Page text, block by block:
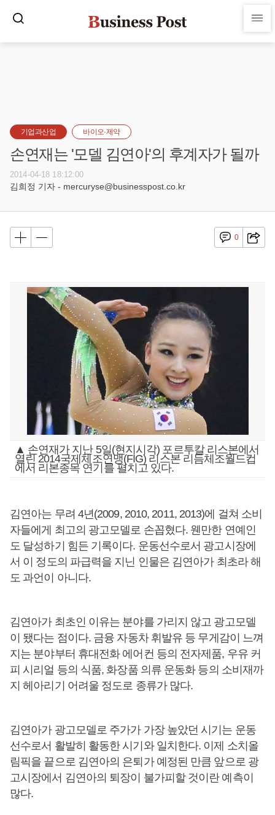
기업과산업 바이오·제약
손연재는 '모델 김연아'의 후계자가 될까
2014-04-18 18:12:00
김희정 기자 - mercuryse@businesspost.co.kr
0
▲ 손연재가 지난 5일(현지시각) 포르투칼 리스본에서
열린 2014국제체조연맹(FIG) 리스본 리듬체조월드컵
에서 리본종목 연기를 펼치고 있다.
김연아는 무려 4년(2009, 2010, 2011, 2013)에 걸쳐 소비
자들에게 최고의 광고모델로 손꼽혔다. 웬만한 연예인
도 달성하기 힘든 기록이다. 운동선수로서 광고시장에
서 이 정도의 파급력을 지닌 인물은 김연아가 최초라 해
도 과언이 아니다.
김연아가 최초인 이유는 분야를 가리지 않고 광고모델
이 됐다는 점이다. 금융 자동차 휘발유 등 무게감이 느껴
지는 분야부터 휴대전화 에어컨 등의 전자제품, 우유 커
피 시리얼 등의 식품, 화장품 의류 운동화 등의 소비재까
지 헤아리기 어려울 정도로 종류가 많다.
김연아가 광고모델로 주가가 가장 높았던 시기는 운동
선수로서 활발히 활동한 시기와 일치한다. 이제 소치올
림픽을 끝으로 김연아의 은퇴가 예정된 만큼 앞으로 광
고시장에서 김연아의 퇴장이 불가피할 것이란 예측이
많다.